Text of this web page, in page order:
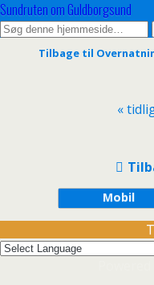
Sundruten om Guldborgsund
Tilbage til
«
Mobil